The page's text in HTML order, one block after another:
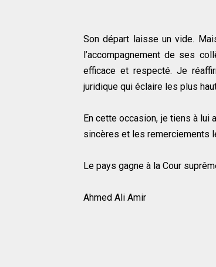
Son départ laisse un vide.
l’accompagnement de ses
efficace et respecté. Je
juridique qui éclaire les plus
En cette occasion, je tiens à lui
sincères et les remerciements
Le pays gagne à la Cour
Ahmed Ali Amir